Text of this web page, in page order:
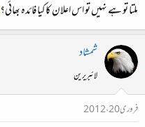
ملتا تو ہے نہیں تو اس اعلان کا کیا فائدہ بھائی؟
شمشاد
لائبریرین
فروری 20، 2012